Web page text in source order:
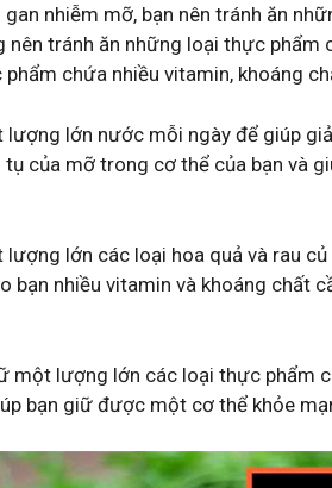
nhiễm mỡ, bạn nên tránh ăn
nên tránh ăn những loại thực phẩm
chứa nhiều vitamin, khoáng
lượng lớn nước mỗi ngày để giúp
của mỡ trong cơ thể của bạn và
lớn các loại hoa quả và rau
bạn nhiều vitamin và khoáng chất
một lượng lớn các loại thực phẩm
bạn giữ được một cơ thể khỏe